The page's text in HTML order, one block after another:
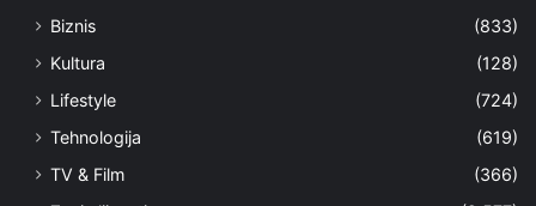
Biznis
(833)
Kultura
(128)
Lifestyle
(724)
Tehnologija
(619)
TV & Film
(366)